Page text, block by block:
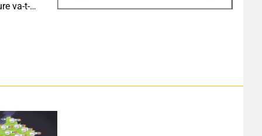
Eclipse J-6 : de combien de degrés la température va-t-elle chuter pendant l'éclipse du 12 août ?